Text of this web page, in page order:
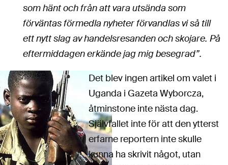
som hänt och från att vara utsända som
förväntas förmedla nyheter förvandlas vi så till
ett nytt slag av handelsresanden och skojare. På
eftermiddagen erkände jag mig besegrad”.
Det blev ingen artikel om valet i
Uganda i Gazeta Wyborcza,
åtminstone inte nästa dag.
Självfallet inte för att den ytterst
erfarne reportern inte skulle
kunna ha skrivit något, utan